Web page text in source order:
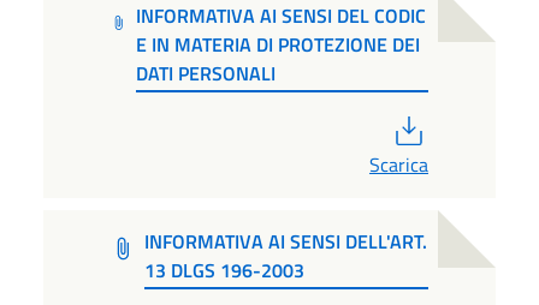
INFORMATIVA AI SENSI DEL CODIC
E IN MATERIA DI PROTEZIONE DEI
DATI PERSONALI
Scarica
INFORMATIVA AI SENSI DELL'ART.
13 DLGS 196-2003